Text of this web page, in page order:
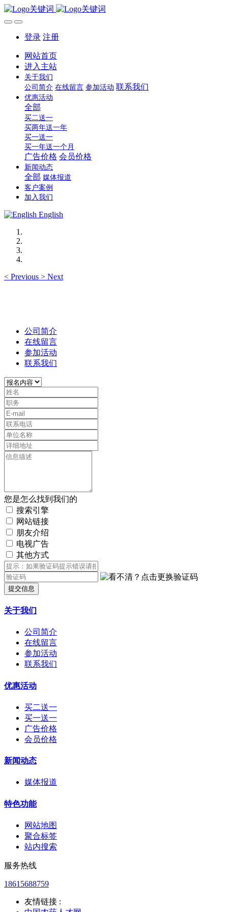
登录 注册
网站首页
进入主站
关于我们
公司简介 在线留言 参加活动 联系我们
优惠活动
全部
买二送一
买两年送一年
买一送一
买一年送一个月
广告价格 会员价格
新闻动态
全部 媒体报道
客户案例
加入我们
English
< Previous > Next
公司简介
在线留言
参加活动
联系我们
您是怎么找到我们的
搜索引擎
网站链接
朋友介绍
电视广告
其他方式
提交信息
关于我们
公司简介
在线留言
参加活动
联系我们
优惠活动
买二送一
买一送一
广告价格
会员价格
新闻动态
媒体报道
特色功能
网站地图
聚合标签
站内搜索
服务热线
18615688759
友情链接 :